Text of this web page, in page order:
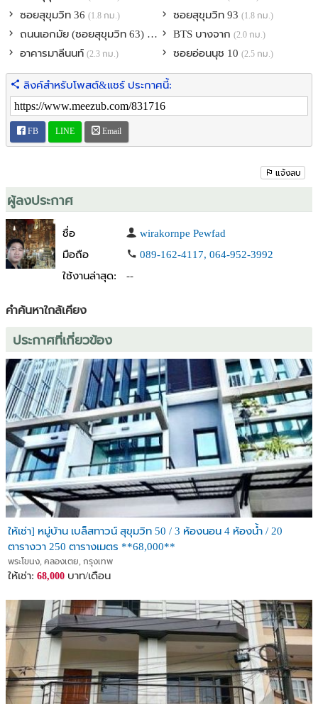
ซอยสุขุมวิท 36 (1.8 กม.) ซอยสุขุมวิท 93 (1.8 กม.)
ถนนเอกมัย (ซอยสุขุมวิท 63) (1.9 กม.)BTS บางจาก (2.0 กม.)
อาคารมาลีนนท์ (2.3 กม.) ซอยอ่อนนุช 10 (2.5 กม.)
ลิงค์สำหรับโพสต์&แชร์ ประกาศนี้:
FB LINE Email
แจ้งลบ
ผู้ลงประกาศ
ชื่อ
wirakornpe Pewfad
มือถือ
089-162-4117, 064-952-3992
ใช้งานล่าสุด:
--
คำค้นหาใกล้เคียง
ประกาศที่เกี่ยวข้อง
ให้เช่า] หมู่บ้าน เบล็สทาวน์ สุขุมวิท 50 / 3 ห้องนอน 4 ห้องน้ำ / 20
ตารางวา 250 ตารางเมตร **68,000**
พระโขนง, คลองเตย, กรุงเทพ
ให้เช่า: 68,000 บาท/เดือน